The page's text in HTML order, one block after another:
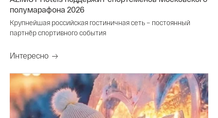
полумарафона 2026
Крупнейшая российская гостиничная сеть – постоянный
партнёр спортивного события
Интересно